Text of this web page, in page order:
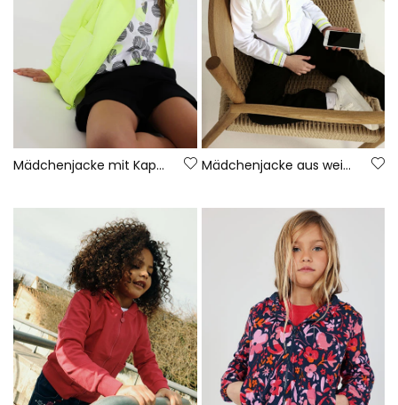
Mädchenjacke mit Kapuze in Neongrün Mädchenjacke aus weißem Frottee